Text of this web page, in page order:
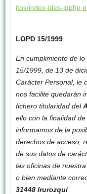
itos/index-ides-
LOPD 15/1999
En cumplimiento de
15/1999, de 13 de
Carácter Personal, le
nos facilite quedarán
fichero titularidad del
ello con la finalidad
informamos de la
derechos de acceso,
de sus datos de
las oficinas de
o bien mediante
31448 Irurozqui